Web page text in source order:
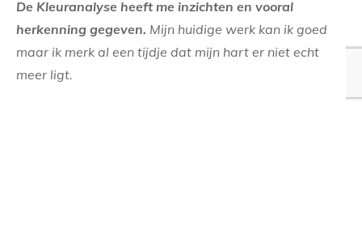
De Kleuranalyse heeft me inzichten en vooral
herkenning gegeven. Mijn huidige werk kan ik goed
maar ik merk al een tijdje dat mijn hart er niet echt
meer ligt.